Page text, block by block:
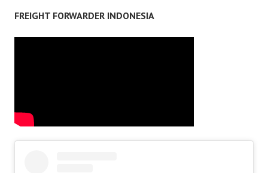
FREIGHT FORWARDER INDONESIA